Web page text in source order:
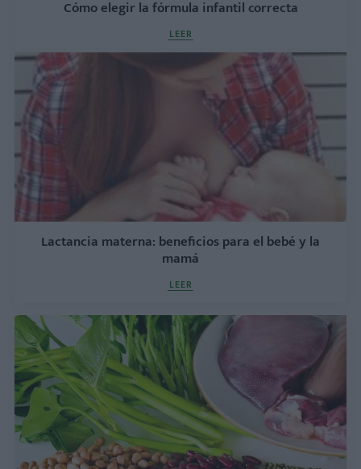
Cómo elegir la fórmula infantil correcta
LEER
Lactancia materna: beneficios para el bebé y la
mamá
LEER